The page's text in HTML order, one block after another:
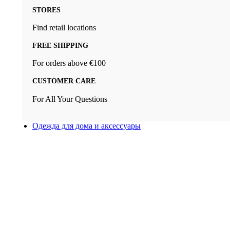
STORES
Find retail locations
FREE SHIPPING
For orders above €100
CUSTOMER CARE
For All Your Questions
Одежда для дома и аксессуары